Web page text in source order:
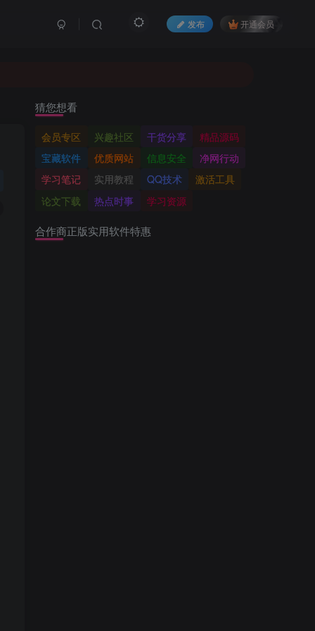
发布 开通会员
猜您想看
会员专区 兴趣社区 干货分享
精品源码
宝藏软件
优质网站 信息安全
净网行动
学习笔记
实用教程 QQ技术
激活工具
论文下载
热点时事 学习资源
合作商正版实用软件特惠